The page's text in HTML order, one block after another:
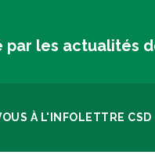
par les actualités
À L'INFOLETTRE CSD